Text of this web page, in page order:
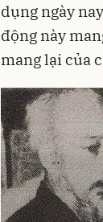
dụng ngày
động này
mang lại của